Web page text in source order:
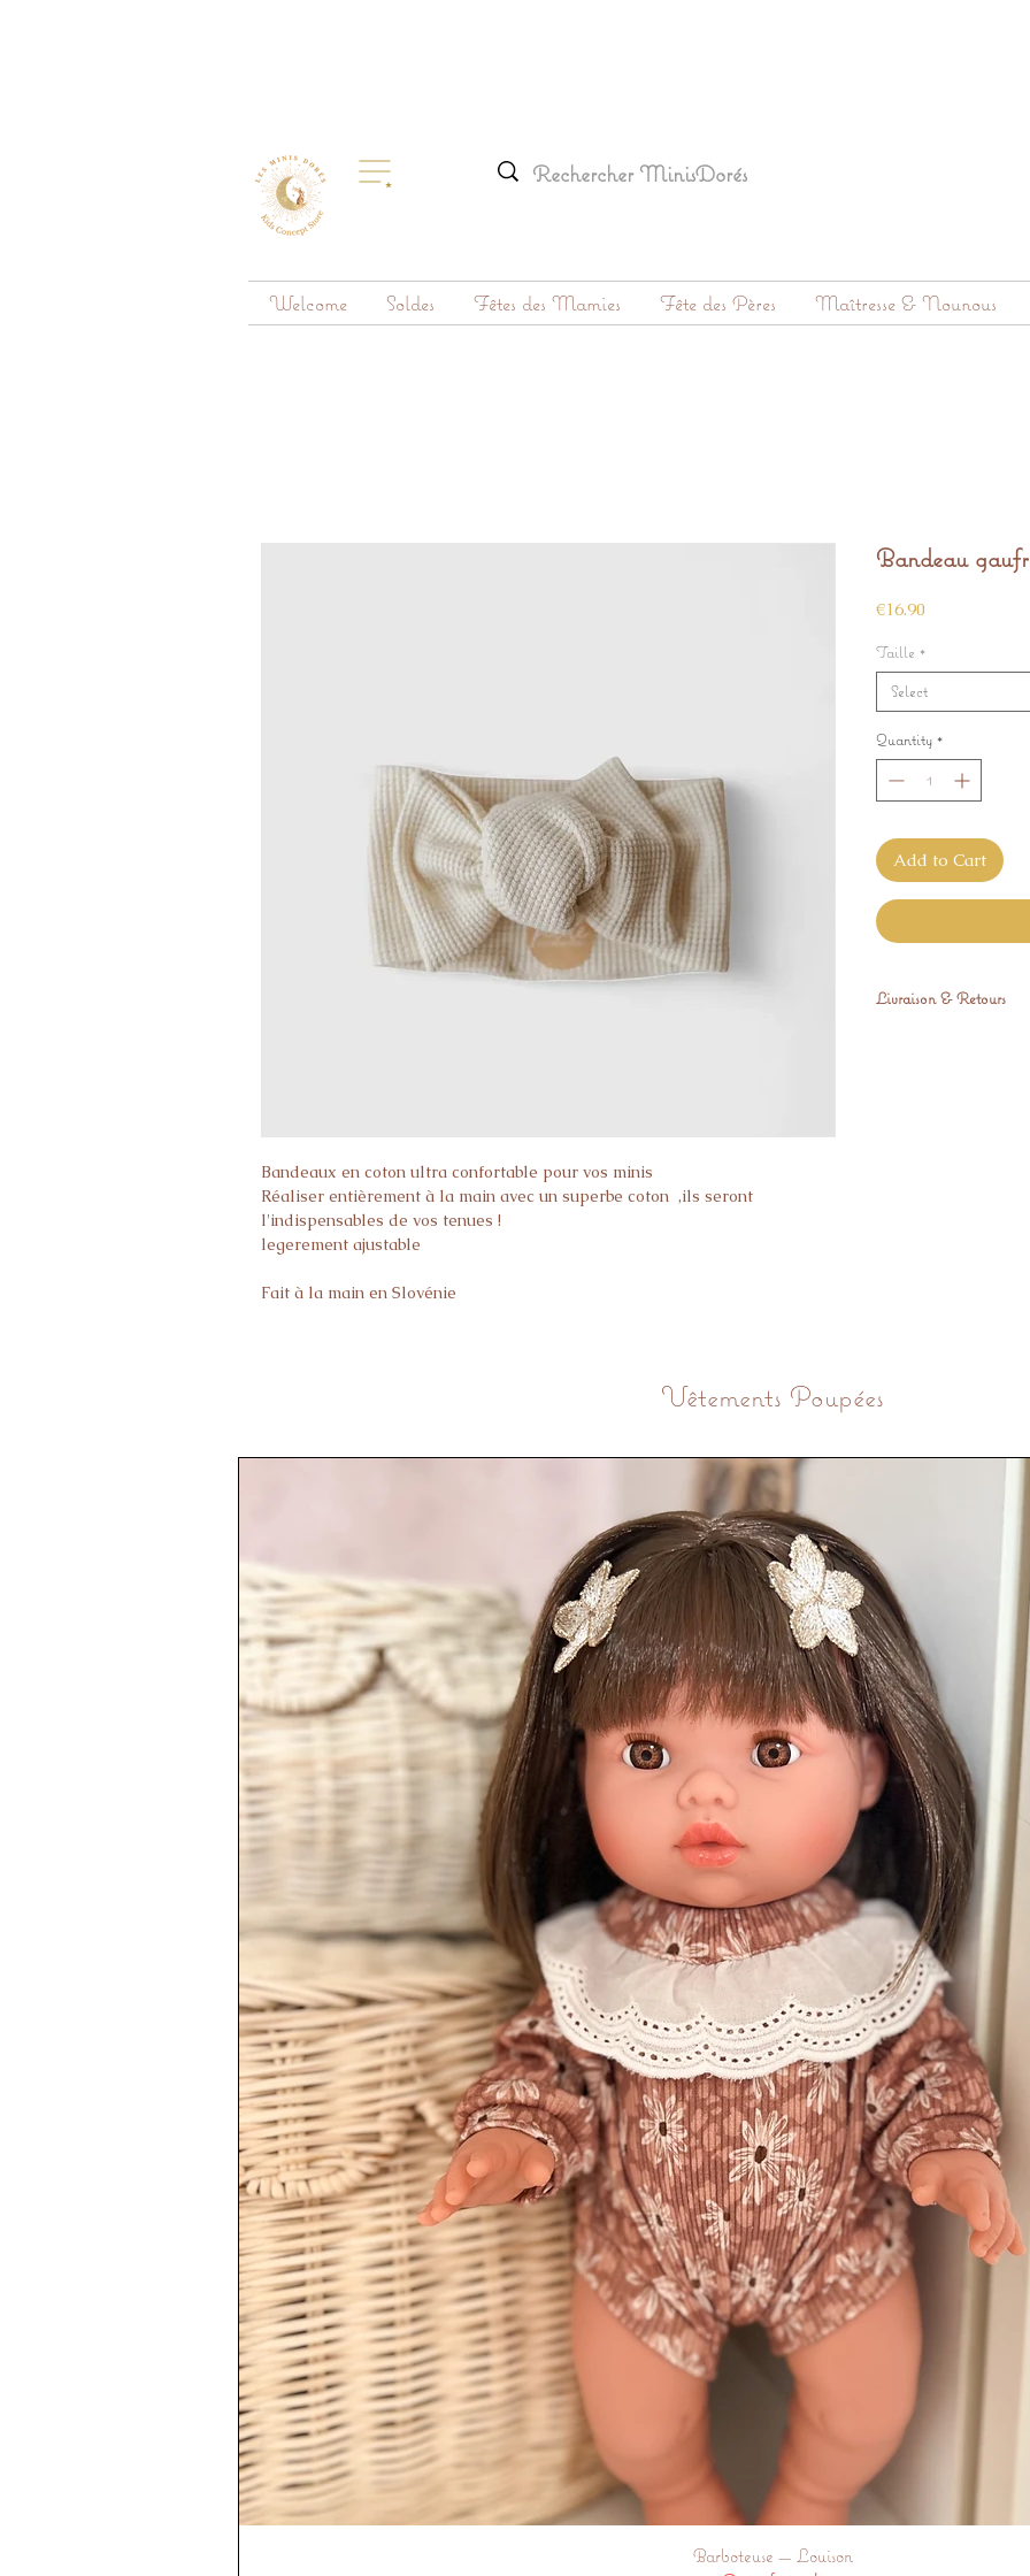
Welcome Soldes Fêtes des Mamies Fête des Pères Maîtresse & Nounous
Bandeaux en coton ultra confortable pour vos minis
Réaliser entièrement à la main avec un superbe coton ,ils seront
l'indispensables de vos tenues !
legerement ajustable
Fait à la main en Slovénie
Bandeau
€16.90
Taille *
Select
Quantity *
Add to Cart
Livraison & Retours
Vêtements Poupées
Quick View
Barboteuse — Louison